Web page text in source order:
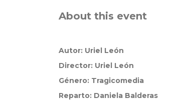
About this event
Autor: Uriel León
Director: Uriel León
Género: Tragicomedia
Reparto: Daniela Balderas